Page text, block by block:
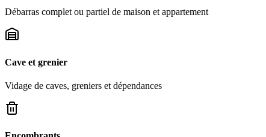
Débarras complet ou partiel de maison et appartement
Cave et grenier
Vidage de caves, greniers et dépendances